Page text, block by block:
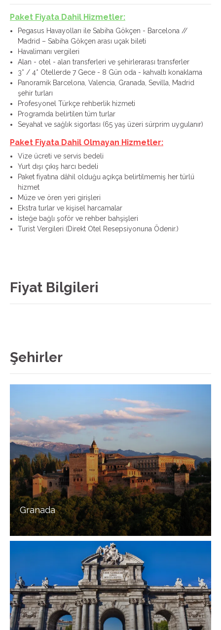
Paket Fiyata Dahil Hizmetler:
Pegasus Havayolları ile Sabiha Gökçen - Barcelona //
Madrid – Sabiha Gökçen arası uçak bileti
Havalimanı vergileri
Alan - otel - alan transferleri ve şehirlerarası transferler
3* / 4* Otellerde 7 Gece - 8 Gün oda - kahvaltı konaklama
Panoramik Barcelona, Valencia, Granada, Sevilla, Madrid
şehir turları
Profesyonel Türkçe rehberlik hizmeti
Programda belirtilen tüm turlar
Seyahat ve sağlık sigortası (65 yaş üzeri sürprim uygulanır)
Paket Fiyata Dahil Olmayan Hizmetler:
Vize ücreti ve servis bedeli
Yurt dışı çıkış harcı bedeli
Paket fiyatına dâhil olduğu açıkça belirtilmemiş her türlü
hizmet
Müze ve ören yeri girişleri
Ekstra turlar ve kişisel harcamalar
İsteğe bağlı şoför ve rehber bahşişleri
Turist Vergileri (Direkt Otel Resepsiyonuna Ödenir.)
Fiyat Bilgileri
Şehirler
Granada